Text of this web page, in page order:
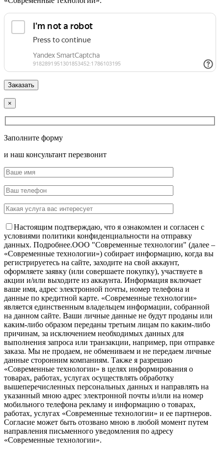
×
Заполните форму
и наш консультант перезвонит
Настоящим подтверждаю, что я ознакомлен и согласен с
условиями политики конфиденциальности на отправку
данных. Подробнее.OOO "Современные технологии" (далее –
«Современные технологии») собирает информацию, когда вы
регистрируетесь на сайте, заходите на свой аккаунт,
оформляете заявку (или совершаете покупку), участвуете в
акции и/или выходите из аккаунта. Информация включает
ваше имя, адрес электронной почты, номер телефона и
данные по кредитной карте. «Современные технологии»
является единственным владельцем информации, собранной
на данном сайте. Ваши личные данные не будут проданы или
каким-либо образом переданы третьим лицам по каким-либо
причинам, за исключением необходимых данных для
выполнения запроса или транзакции, например, при отправке
заказа. Мы не продаем, не обмениваем и не передаем личные
данные сторонним компаниям. Также я разрешаю
«Современные технологии» в целях информирования о
товарах, работах, услугах осуществлять обработку
вышеперечисленных персональных данных и направлять на
указанный мною адрес электронной почты и/или на номер
мобильного телефона рекламу и информацию о товарах,
работах, услугах «Современные технологии» и ее партнеров.
Согласие может быть отозвано мною в любой момент путем
направления письменного уведомления по адресу
«Современные технологии».